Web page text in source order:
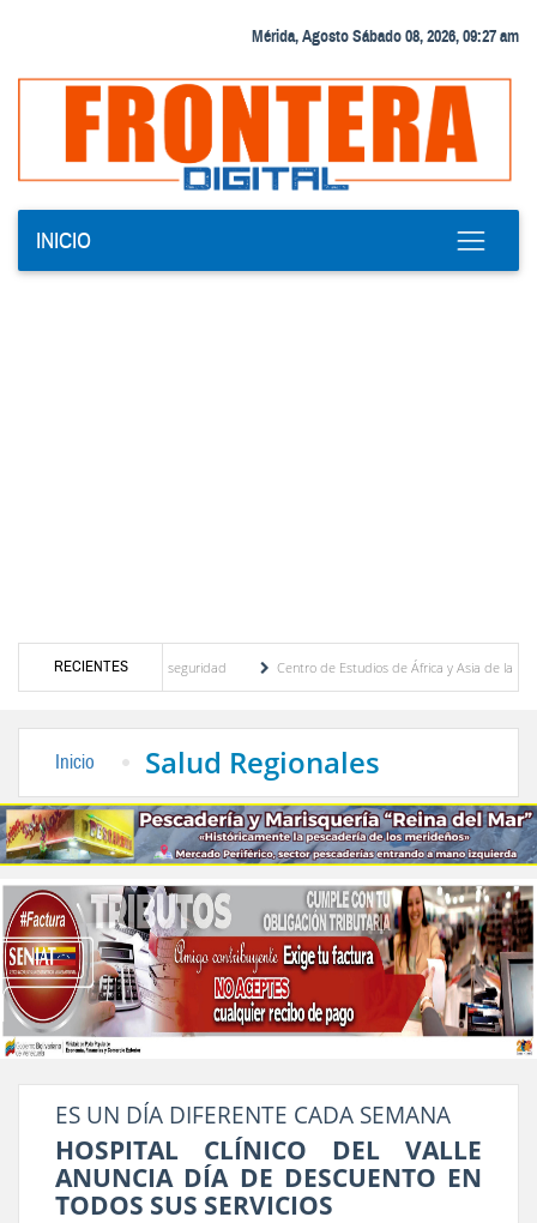
Mérida, Agosto Sábado 08, 2026, 09:27 am
INICIO
RECIENTES
un paquete de seguridad
Centro de Estudios de África y Asia de la ULA celebra
Inicio Salud Regionales
ES UN DÍA DIFERENTE CADA SEMANA
HOSPITAL CLÍNICO DEL VALLE
ANUNCIA DÍA DE DESCUENTO EN
TODOS SUS SERVICIOS